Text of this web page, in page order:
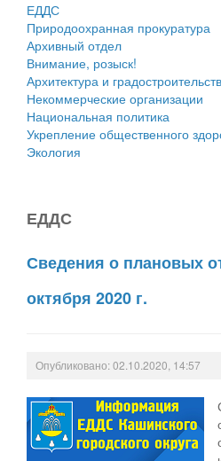
Сельские поселения
ЕДДС
Природоохранная прокуратура
Архивный отдел
Внимание, розыск!
Архитектура и
Некоммерческие организации
Национальная политика
Укрепление общественного
Экология
ЕДДС
Сведения о плановых
октября 2020 г.
Опубликовано: 02.10.2020, 14:57